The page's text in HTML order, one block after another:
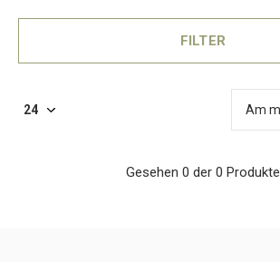
FILTER
Gesehen 0 der 0 Produkte